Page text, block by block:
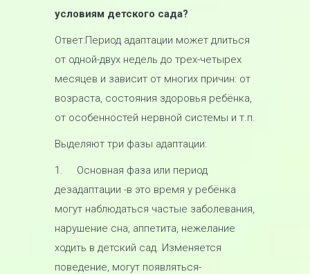
условиям детского сада?
Ответ:Период адаптации может длиться
от одной-двух недель до трех-четырех
месяцев и зависит от многих причин: от
возраста, состояния здоровья ребёнка,
от особенностей нервной системы и т.п.
Выделяют три фазы адаптации:
1. Основная фаза или период
дезадаптации -в это время у ребёнка
могут наблюдаться частые заболевания,
нарушение сна, аппетита, нежелание
ходить в детский сад. Изменяется
поведение, могут появляться-